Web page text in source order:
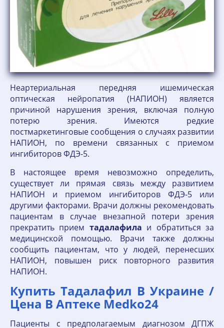
Неартериальная передняя ишемическая
оптическая нейропатия (НАПИОН) является
причиной нарушения зрения, включая полную
потерю зрения. Имеются редкие
постмаркетинговые сообщения о случаях развитии
НАПИОН, по времени связанных с приемом
ингибиторов ФДЭ-5.
В настоящее время невозможно определить,
существует ли прямая связь между развитием
НАПИОН и приемом ингибиторов ФДЭ-5 или
другими факторами. Врачи должны рекомендовать
пациентам в случае внезапной потери зрения
прекратить прием тадалафила и обратиться за
медицинской помощью. Врачи также должны
сообщить пациентам, что у людей, перенесших
НАПИОН, повышен риск повторного развития
НАПИОН.
Купить Тадалафил В Украине /
Цена В Аптеке Medko24
Пациенты с предполагаемым диагнозом ДГПЖ